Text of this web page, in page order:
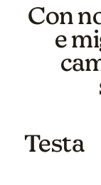
Con
e
Testa